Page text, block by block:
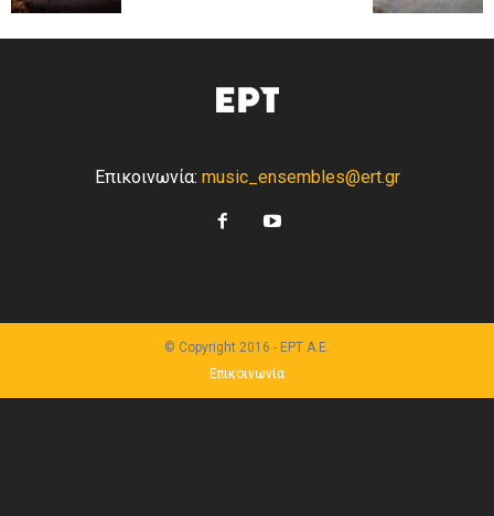
Επικοινωνία: music_ensembles@ert.gr
© Copyright 2016 - ΕΡΤ Α.Ε.
Επικοινωνία